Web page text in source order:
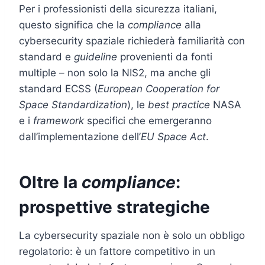
Per i professionisti della sicurezza italiani,
questo significa che la compliance alla
cybersecurity spaziale richiederà familiarità con
standard e guideline provenienti da fonti
multiple – non solo la NIS2, ma anche gli
standard ECSS (European Cooperation for
Space Standardization), le best practice NASA
e i framework specifici che emergeranno
dall’implementazione dell’EU Space Act.
Oltre la compliance:
prospettive strategiche
La cybersecurity spaziale non è solo un obbligo
regolatorio: è un fattore competitivo in un